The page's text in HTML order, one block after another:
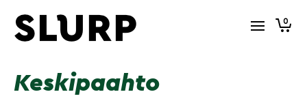
0
Keskipaahto